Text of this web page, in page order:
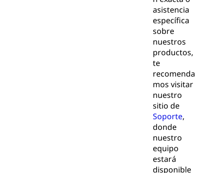
asistencia
específica
sobre
nuestros
productos,
te
recomenda
mos visitar
nuestro
sitio de
Soporte,
donde
nuestro
equipo
estará
disponible